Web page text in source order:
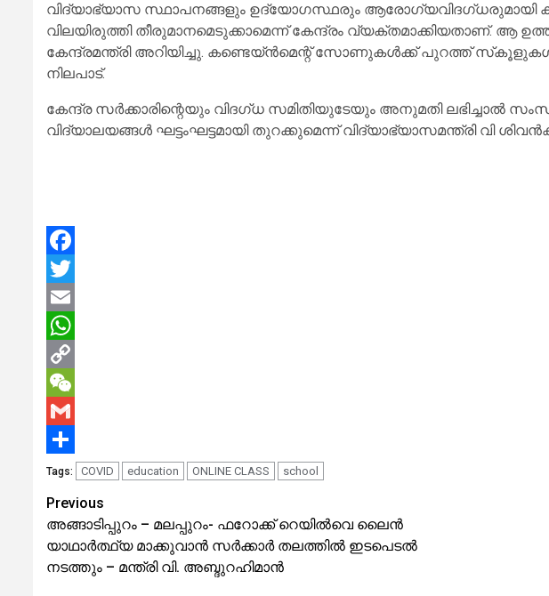
വിദ്യാഭ്യാസ സ്ഥാപനങ്ങളും ഉദ്യോഗസ്ഥരും ആരോഗ്യവിദഗ്ധരുമായി
വിലയിരുത്തി തീരുമാനമെടുക്കാമെന്ന് കേന്ദ്രം വ്യക്തമാക്കിയതാണ്. ആ
കേന്ദ്രമന്ത്രി അറിയിച്ചു. കണ്ടെയ്ന്‍മെന്റ് സോണുകള്‍ക്ക് പുറത്ത്
നിലപാട്.
കേന്ദ്ര സര്‍ക്കാരിന്റെയും വിദഗ്ധ സമിതിയുടേയും അനുമതി ലഭിച്ചാല്‍
വിദ്യാലയങ്ങള്‍ ഘട്ടംഘട്ടമായി തുറക്കുമെന്ന് വിദ്യാഭ്യാസമന്ത്രി വി
Facebook
Twitter
Email
WhatsApp
Copy
Link
WeChat
Gmail
Share
Tags: COVID education ONLINE CLASS school
Continue
Reading
Previous
അങ്ങാടിപ്പുറം – മലപ്പുറം- ഫറോക്ക് റെയിൽവെ ലൈൻ
യാഥാർത്ഥ്യ മാക്കുവാൻ സർക്കാർ തലത്തിൽ ഇടപെടൽ
നടത്തും – മന്ത്രി വി. അബ്ദുറഹിമാൻ